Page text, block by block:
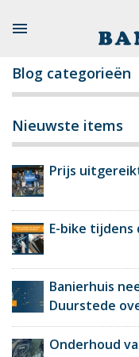

Blog categorieën
Nieuwste items
Prijs
E-bike
Banierhuis
Duurstede
Onderhoud